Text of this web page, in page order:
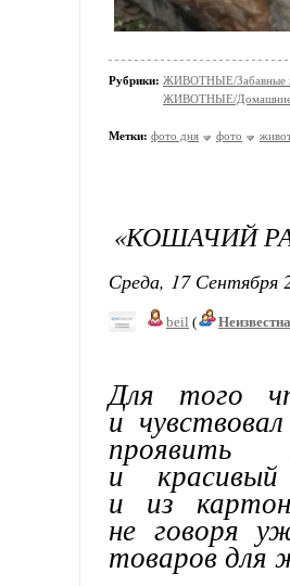
Рубрики: ЖИВОТНЫЕ/Забавные
ЖИВОТНЫЕ/Домашние
Метки: фото дня фото
«КОШАЧИЙ
Среда, 17 Сентября
beil (
Для того
и
проявить
и
и из
не говоря
товаров для